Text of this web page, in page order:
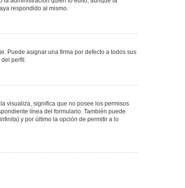
respondido al mismo.
Puede asignar una firma por defecto a todos sus
del perfil.
visualiza, significa que no posee los permisos
línea del formulario. También puede
y por último la opción de permitir a lo